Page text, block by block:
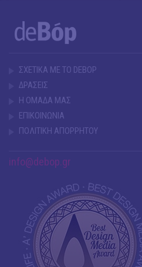
ΣΧΕΤΙΚΑ ΜΕ ΤΟ DEBOP
ΔΡΑΣΕΙΣ
Η ΟΜΑΔΑ ΜΑΣ
ΕΠΙΚΟΙΝΩΝΙΑ
ΠΟΛΙΤΙΚΗ ΑΠΟΡΡΗΤΟΥ
info@debop.gr